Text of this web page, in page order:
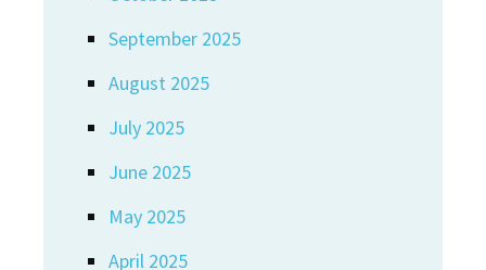
September 2025
August 2025
July 2025
June 2025
May 2025
April 2025